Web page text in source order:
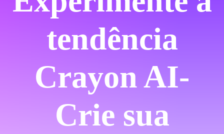
tendência
Crayon AI-
Crie sua